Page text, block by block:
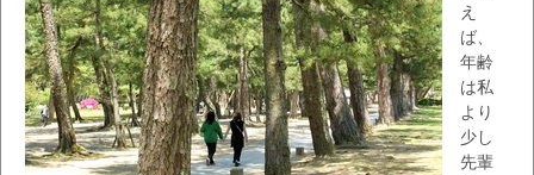
え
ば、
年齢
は私
より
少し
先輩